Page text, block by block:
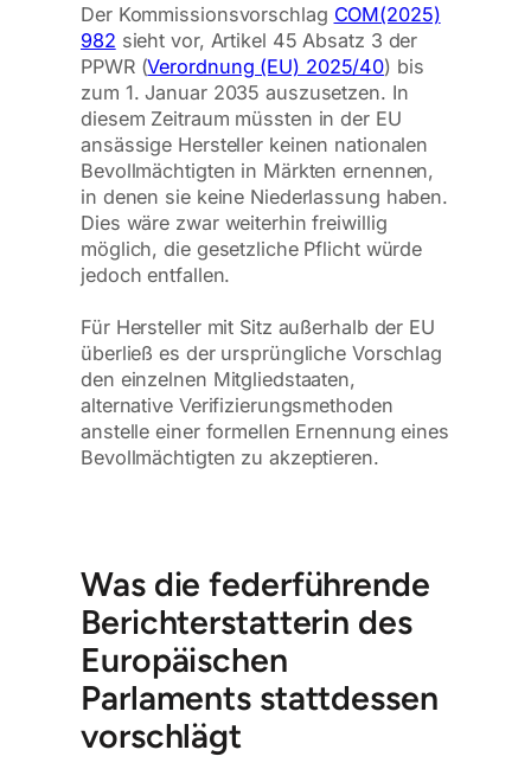
Der Kommissionsvorschlag COM(2025)
982 sieht vor, Artikel 45 Absatz 3 der
PPWR (Verordnung (EU) 2025/40) bis
zum 1. Januar 2035 auszusetzen. In
diesem Zeitraum müssten in der EU
ansässige Hersteller keinen nationalen
Bevollmächtigten in Märkten ernennen,
in denen sie keine Niederlassung haben.
Dies wäre zwar weiterhin freiwillig
möglich, die gesetzliche Pflicht würde
jedoch entfallen.
Für Hersteller mit Sitz außerhalb der EU
überließ es der ursprüngliche Vorschlag
den einzelnen Mitgliedstaaten,
alternative Verifizierungsmethoden
anstelle einer formellen Ernennung eines
Bevollmächtigten zu akzeptieren.
Was die federführende
Berichterstatterin des
Europäischen
Parlaments stattdessen
vorschlägt